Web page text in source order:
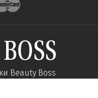
Beauty Boss